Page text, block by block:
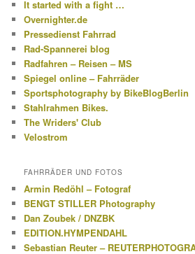
It started with a fight …
Overnighter.de
Pressedienst Fahrrad
Rad-Spannerei blog
Radfahren – Reisen – MS
Spiegel online – Fahrräder
Sportsphotography by BikeBlogBerlin
Stahlrahmen Bikes.
The Wriders' Club
Velostrom
FAHRRÄDER UND FOTOS
Armin Redöhl – Fotograf
BENGT STILLER Photography
Dan Zoubek / DNZBK
EDITION.HYMPENDAHL
Sebastian Reuter –